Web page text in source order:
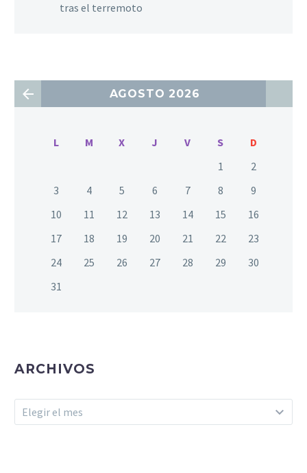
tras el terremoto
AGOSTO 2026
L M X J V S
D
1
2
3
4 5 6 7 8
9
10
11 12 13 14 15
16
17
18 19 20 21 22
23
24
25 26 27 28 29
30
31
ARCHIVOS
Archivos
Elegir el mes